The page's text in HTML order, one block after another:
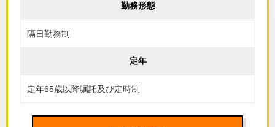
勤務形態
隔日勤務制
定年
定年65歳以降嘱託及び定時制